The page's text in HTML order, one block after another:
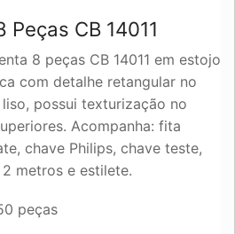
CB 14011
8 peças CB 14011 em estojo
com detalhe retangular no
possui texturização no
Acompanha: fita
chave Philips, chave teste,
metros e estilete.
peças